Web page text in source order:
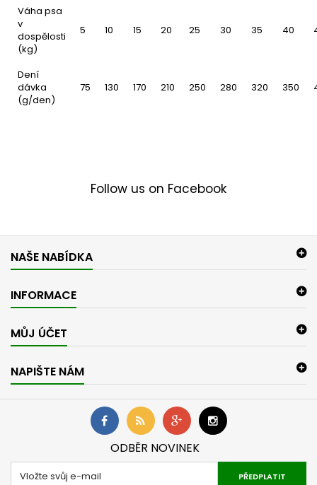
Váha psa
v
dospělosti
(kg)
5 10 15 20 25 30 35 40
Dení
dávka
(g/den)
75 130 170 210 250 280 320 350
Follow us on Facebook
NAŠE NABÍDKA
INFORMACE
MŮJ ÚČET
NAPIŠTE NÁM
ODBĚR NOVINEK
PŘEDPLATIT